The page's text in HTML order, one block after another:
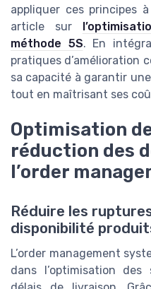
appliquer ces principes
article sur
méthode 5S. En
pratiques d’amélioration
sa capacité à garantir
tout en maîtrisant ses
Optimisation
réduction des
l’order
Réduire les
disponibilité
L’order management
dans l’optimisation